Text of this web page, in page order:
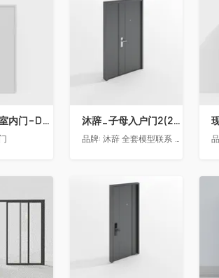
骊住木门-室内门-DAA静音门-YY漆白色-方形把手 沐辞_子母入户门2(2021)
品牌: 沐辞 全套模型联系 Vx:Muci0003